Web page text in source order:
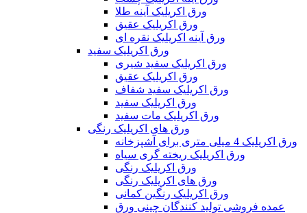
ورق اکریلیک آینه طلا
ورق اکریلیک عقیق
ورق آینه اکریلیک نقره ای
ورق اکریلیک سفید
ورق اکریلیک سفید شیری
ورق اکریلیک عقیق
ورق اکریلیک سفید شفاف
ورق اکریلیک سفید
ورق اکریلیک مات سفید
ورق های اکریلیک رنگی
ورق اکریلیک 4 میلی متری برای آشپزخانه
ورق اکریلیک ریخته گری سیاه
ورق اکریلیک رنگی
ورق های اکریلیک رنگی
ورق اکریلیک رنگین کمانی
عمده فروشی تولید کنندگان چینی ورق